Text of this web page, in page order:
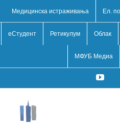
Медицинска истраживања Ел.
еСтудент Ретикулум Облак
МФУБ Медиа